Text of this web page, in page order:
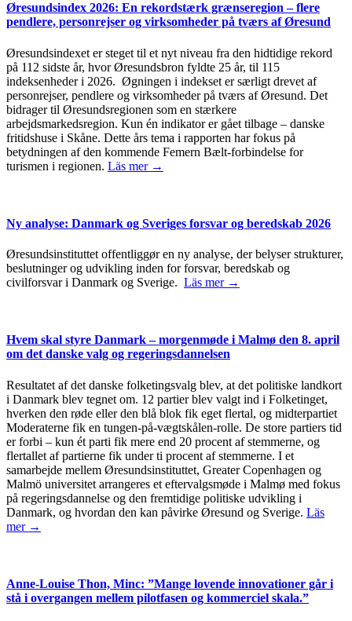
Øresundsindex 2026: En rekordstærk grænseregion – flere
pendlere, personrejser og virksomheder på tværs af Øresund
Øresundsindexet er steget til et nyt niveau fra den hidtidige rekord
på 112 sidste år, hvor Øresundsbron fyldte 25 år, til 115
indeksenheder i 2026. Øgningen i indekset er særligt drevet af
personrejser, pendlere og virksomheder på tværs af Øresund. Det
bidrager til Øresundsregionen som en stærkere
arbejdsmarkedsregion. Kun én indikator er gået tilbage – danske
fritidshuse i Skåne. Dette års tema i rapporten har fokus på
betydningen af den kommende Femern Bælt-forbindelse for
turismen i regionen. Läs mer →
Ny analyse: Danmark og Sveriges forsvar og beredskab 2026
Øresundsinstituttet offentliggør en ny analyse, der belyser strukturer,
beslutninger og udvikling inden for forsvar, beredskab og
civilforsvar i Danmark og Sverige. Läs mer →
Hvem skal styre Danmark – morgenmøde i Malmø den 8. april
om det danske valg og regeringsdannelsen
Resultatet af det danske folketingsvalg blev, at det politiske landkort
i Danmark blev tegnet om. 12 partier blev valgt ind i Folketinget,
hverken den røde eller den blå blok fik eget flertal, og midterpartiet
Moderaterne fik en tungen-på-vægtskålen-rolle. De store partiers tid
er forbi – kun ét parti fik mere end 20 procent af stemmerne, og
flertallet af partierne fik under ti procent af stemmerne. I et
samarbejde mellem Øresundsinstituttet, Greater Copenhagen og
Malmö universitet arrangeres et eftervalgsmøde i Malmø med fokus
på regeringsdannelse og den fremtidige politiske udvikling i
Danmark, og hvordan den kan påvirke Øresund og Sverige. Läs
mer →
Anne-Louise Thon, Minc: ”Mange lovende innovationer går i
stå i overgangen mellem pilotfasen og kommerciel skala.”